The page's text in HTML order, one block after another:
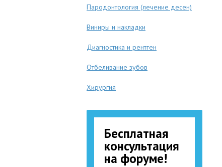
Пародонтология (лечение десен)
Виниры и накладки
Диагностика и рентген
Отбеливание зубов
Хирургия
Бесплатная
консультация
на форуме!